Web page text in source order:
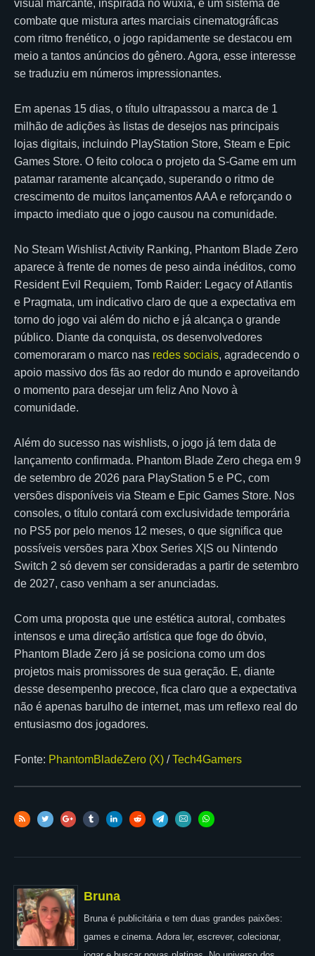
visual marcante, inspirada no wuxia, e um sistema de
combate que mistura artes marciais cinematográficas
com ritmo frenético, o jogo rapidamente se destacou em
meio a tantos anúncios do gênero. Agora, esse interesse
se traduziu em números impressionantes.
Em apenas 15 dias, o título ultrapassou a marca de 1
milhão de adições às listas de desejos nas principais
lojas digitais, incluindo PlayStation Store, Steam e Epic
Games Store. O feito coloca o projeto da S-Game em um
patamar raramente alcançado, superando o ritmo de
crescimento de muitos lançamentos AAA e reforçando o
impacto imediato que o jogo causou na comunidade.
No Steam Wishlist Activity Ranking, Phantom Blade Zero
aparece à frente de nomes de peso ainda inéditos, como
Resident Evil Requiem, Tomb Raider: Legacy of Atlantis
e Pragmata, um indicativo claro de que a expectativa em
torno do jogo vai além do nicho e já alcança o grande
público. Diante da conquista, os desenvolvedores
comemoraram o marco nas redes sociais, agradecendo o
apoio massivo dos fãs ao redor do mundo e aproveitando
o momento para desejar um feliz Ano Novo à
comunidade.
Além do sucesso nas wishlists, o jogo já tem data de
lançamento confirmada. Phantom Blade Zero chega em 9
de setembro de 2026 para PlayStation 5 e PC, com
versões disponíveis via Steam e Epic Games Store. Nos
consoles, o título contará com exclusividade temporária
no PS5 por pelo menos 12 meses, o que significa que
possíveis versões para Xbox Series X|S ou Nintendo
Switch 2 só devem ser consideradas a partir de setembro
de 2027, caso venham a ser anunciadas.
Com uma proposta que une estética autoral, combates
intensos e uma direção artística que foge do óbvio,
Phantom Blade Zero já se posiciona como um dos
projetos mais promissores de sua geração. E, diante
desse desempenho precoce, fica claro que a expectativa
não é apenas barulho de internet, mas um reflexo real do
entusiasmo dos jogadores.
Fonte: PhantomBladeZero (X) /Tech4Gamers
Bruna
Bruna é publicitária e tem duas grandes paixões:
games e cinema. Adora ler, escrever, colecionar,